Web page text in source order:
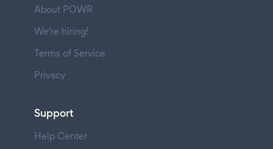
About POWR
We're hiring!
Terms of Service
Privacy
Support
Help Center